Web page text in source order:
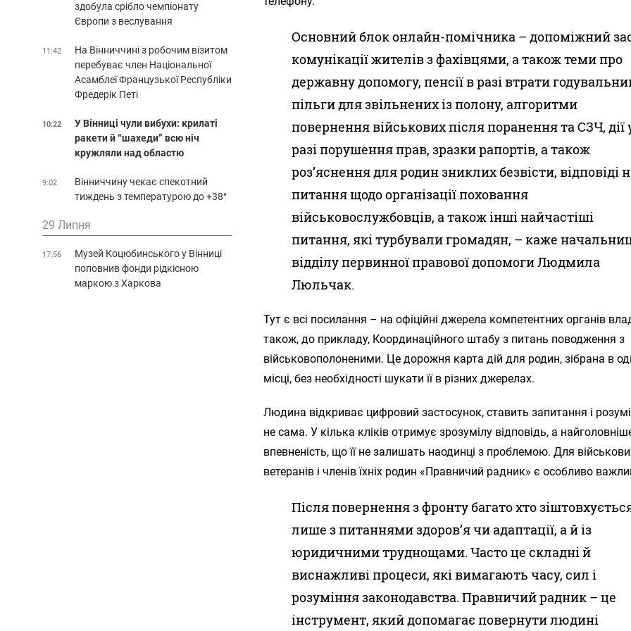
Основний блок онлайн-помічника – допоміжний
комунікації жителів з фахівцями, а також теми про
державну допомогу, пенсії в разі втрати
пільги для звільнених із полону, алгоритми
повернення військових після поранення та СЗЧ, дії
разі порушення прав, зразки рапортів, а також
роз’яснення для родин зниклих безвісти, відповіді
питання щодо організації поховання
військовослужбовців, а також інші найчастіші
питання, які турбували громадян, – каже
відділу первинної правової допомоги Людмила
Люльчак.
Тут є всі посилання – на офіційні джерела компетентних органів
також, до прикладу, Координаційного штабу з питань поводження з
військовополоненими. Це дорожня карта дій для родин, зібрана в
місці, без необхідності шукати її в різних джерелах.
Людина відкриває цифровий застосунок, ставить запитання і
не сама. У кілька кліків отримує зрозумілу відповідь, а
впевненість, що її не залишать наодинці з проблемою. Для
ветеранів і членів їхніх родин «Правничий радник» є особливо
Після повернення з фронту багато хто
лише з питаннями здоров’я чи адаптації, а й із
юридичними труднощами. Часто це складні й
виснажливі процеси, які вимагають часу, сил і
розуміння законодавства. Правничий радник – це
інструмент, який допомагає повернути людині
здобула срібло чемпіонату
Європи з веслування
11:42
На Вінниччині з робочим візитом
перебуває член Національної
Асамблеї Французької Республіки
Фредерік Петі
10:22
У Вінниці чули вибухи: крилаті
ракети й “шахеди” всю ніч
кружляли над областю
9:02
Вінниччину чекає спекотний
тиждень з температурою до +38°
29 Липня
17:56
Музей Коцюбинського у Вінниці
поповнив фонди рідкісною
маркою з Харкова